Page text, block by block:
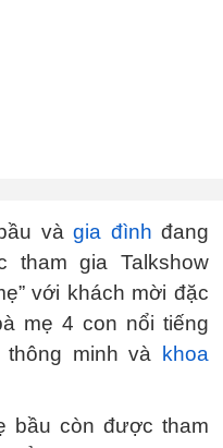
và gia đình đang
tham gia Talkshow
với khách mời đặc
mẹ 4 con nổi tiếng
minh và khoa
bầu còn được tham